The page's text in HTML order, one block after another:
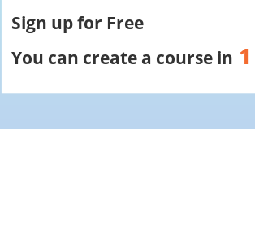
Sign up for Free
You can create a course in